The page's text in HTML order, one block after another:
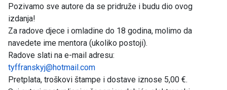
Pozivamo sve autore da se pridruže i budu dio ovog
izdanja!
Za radove djece i omladine do 18 godina, molimo da
navedete ime mentora (ukoliko postoji).
Radove slati na e-mail adresu:
tyffranskyj@hotmail.com
Pretplata, troškovi štampe i dostave iznose 5,00 €.